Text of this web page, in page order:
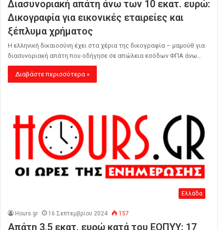
Διασυνοριακή απάτη άνω των 10 εκατ. ευρώ:
Δικογραφία για εικονικές εταιρείες και
ξέπλυμα χρήματος
Η ελληνική δικαιοσύνη έχει στα χέρια της δικογραφία – μαμούθ για
διασυνοριακή απάτη που οδήγησε σε απώλεια εσόδων ΦΠΑ άνω…
Διαβάστε περισσότερα »
Ελλάδα
Hours.gr 16 Σεπτεμβρίου 2024 157
Απάτη 3,5 εκατ. ευρώ κατά του ΕΟΠΥΥ: 17